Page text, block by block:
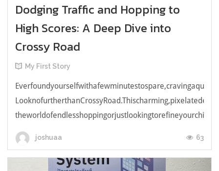
Dodging Traffic and Hopping to
High Scores: A Deep Dive into
Crossy Road
My First Story
joshuaa 63